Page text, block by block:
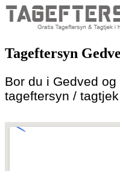
to
content
Tageftersyn
Bor du i Gedved
tageftersyn /